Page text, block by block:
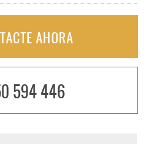
AHORA
594 446